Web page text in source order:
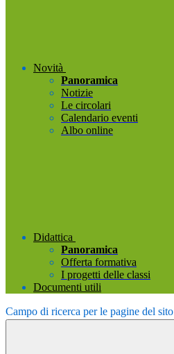
Novità
Panoramica
Notizie
Le circolari
Calendario eventi
Albo online
Didattica
Panoramica
Offerta formativa
I progetti delle classi
Documenti utili
Campo di ricerca per le pagine del sito